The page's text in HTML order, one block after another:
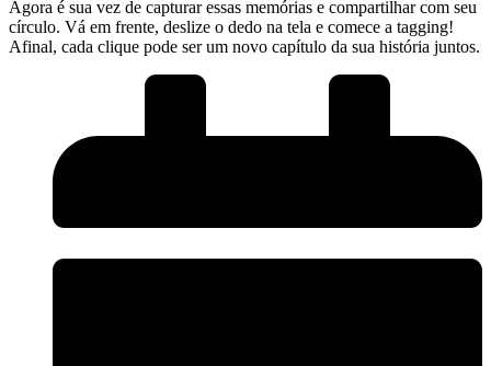
Agora é sua vez de capturar essas memórias⁣ e‍ compartilhar com seu
círculo. Vá em frente, deslize ‍o ⁢dedo‍ na tela‍ e comece a‌ tagging!
Afinal, cada clique pode ser um novo capítulo da sua história juntos.